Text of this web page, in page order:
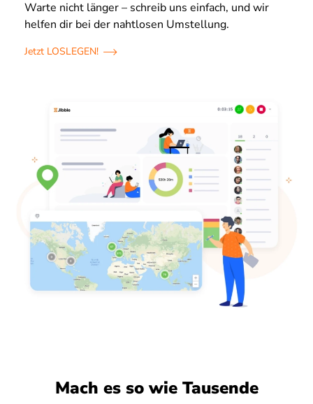
Warte nicht länger – schreib uns einfach, und wir
helfen dir bei der nahtlosen Umstellung.
Jetzt LOSLEGEN!
Mach es so wie Tausende